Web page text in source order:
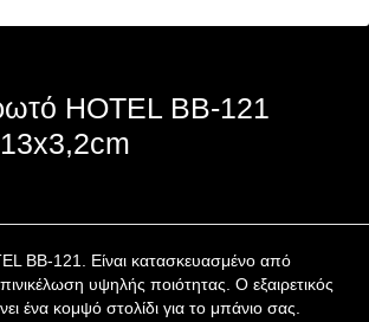
HOTEL BB-121
BB-121. Είναι κατασκευασμένο από
υψηλής ποιότητας. Ο εξαιρετικός
ένα κομψό στολίδι για το μπάνιο σας.